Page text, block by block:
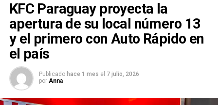
KFC Paraguay proyecta la
apertura de su local número 13
y el primero con Auto Rápido en
el país
Publicado hace 1 mes el 7 julio, 2026
por Anna